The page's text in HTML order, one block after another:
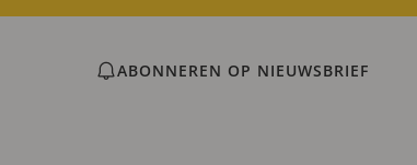
ABONNEREN OP NIEUWSBRIEF